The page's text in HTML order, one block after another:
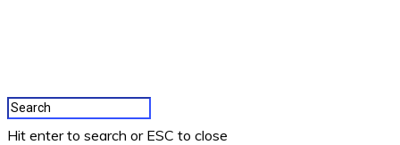
Hit enter to search or ESC to close